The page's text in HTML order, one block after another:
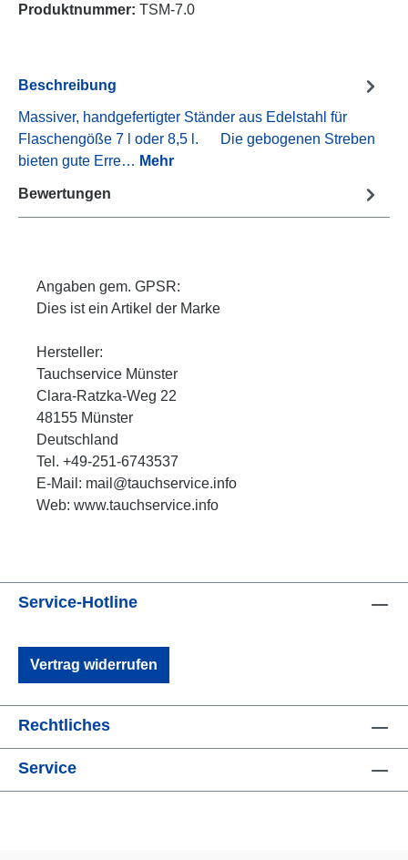
Produktnummer: TSM-7.0
Beschreibung
Massiver, handgefertigter Ständer aus Edelstahl für
Flaschengöße 7 l oder 8,5 l. Die gebogenen Streben
bieten gute Erre… Mehr
Bewertungen
Angaben gem. GPSR:
Dies ist ein Artikel der Marke
Hersteller:
Tauchservice Münster
Clara-Ratzka-Weg 22
48155 Münster
Deutschland
Tel. +49-251-6743537
E-Mail: mail@tauchservice.info
Web: www.tauchservice.info
Service-Hotline
Vertrag widerrufen
Rechtliches
Service